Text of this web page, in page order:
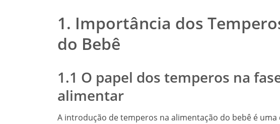
1. Importância dos
do Bebê
1.1 O papel dos temperos na
alimentar
A introdução de temperos na alimentação do bebê é uma